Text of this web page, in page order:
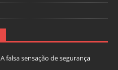
A falsa sensação de segurança